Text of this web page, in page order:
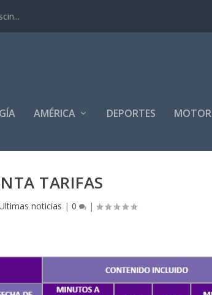
AMÉRICA DEPORTES MOTOR
TARIFAS
noticias | 0 |